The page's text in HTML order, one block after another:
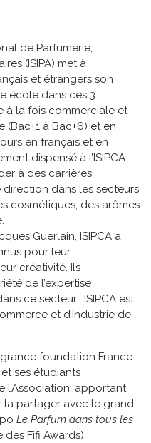
de Parfumerie,
(ISIPA) met à
et étrangers son
école dans ces 3
à la fois commerciale et
à Bac+6) et en
en français et en
dispensé à l’ISIPCA
à des carrières
dans les secteurs
cosmétiques, des arômes
Guerlain, ISIPCA a
pour leur
créativité. Ils
de l’expertise
ce secteur. ISIPCA est
et d’Industrie de
foundation France
ses étudiants
l’Association, apportant
la partager avec le grand
Le Parfum dans tous les
Fifi Awards).